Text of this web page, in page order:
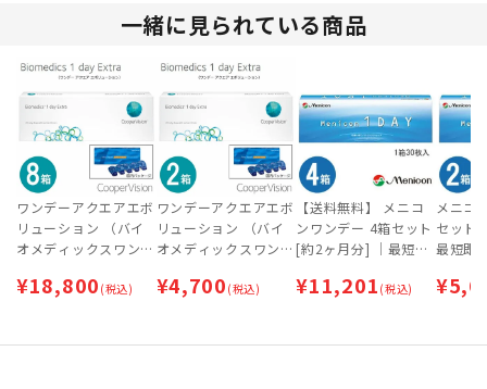
一緒に見られている商品
ワンデーアクエアエボ
リューション （バイ
オメディックスワンデ
ット【※2梱包に分け
¥18,800 (税込)
ワンデーアクエアエボ
リューション （バイ
オメディックスワンデ
ット | 処方箋なし・処
¥4,700 (税込)
【送料無料】 メニコ
ンワンデー 4箱セット
[約2ヶ月分] ｜最短即
¥11,201 (税込)
メニコ
セット
最短即
¥